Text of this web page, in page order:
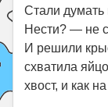
Стали думать
Нести? — не
И решили
схватила
хвост, и как